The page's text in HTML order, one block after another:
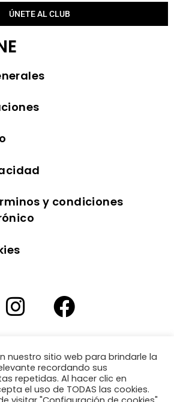
ÚNETE AL CLUB
y condiciones
nuestro sitio web para brindarle la
recordando sus
repetidas. Al hacer clic en
el uso de TODAS las cookies.